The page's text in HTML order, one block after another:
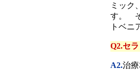
ミック
す。 そ
トベニ
Q2.セ
A2.治